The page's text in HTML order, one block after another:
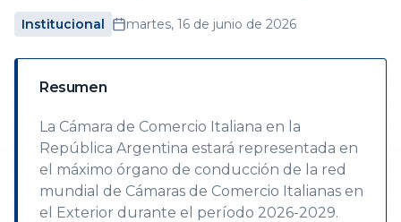
Institucional martes, 16 de junio de 2026
Resumen
La Cámara de Comercio Italiana en la
República Argentina estará representada en
el máximo órgano de conducción de la red
mundial de Cámaras de Comercio Italianas en
el Exterior durante el período 2026-2029.